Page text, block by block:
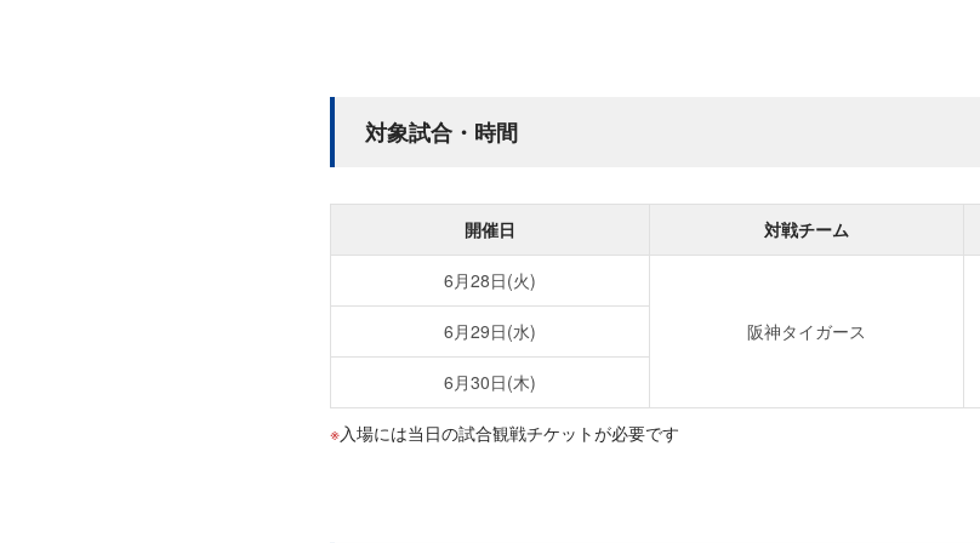
対象試合・時間
開催日 対戦チーム
6月28日(火)
阪神タイガース
6月29日(水)
6月30日(木)
入場には当日の試合観戦チケットが必要です